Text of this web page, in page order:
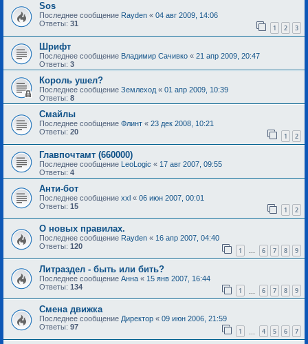
Sоs
Последнее сообщение Rayden « 04 авг 2009, 14:06
Ответы: 31 1 2 3
Шрифт
Последнее сообщение Владимир Сачивко « 21 апр 2009, 20:47
Ответы: 3
Король ушел?
Последнее сообщение Землеход « 01 апр 2009, 10:39
Ответы: 8
Смайлы
Последнее сообщение Флинт « 23 дек 2008, 10:21
Ответы: 20 1 2
Главпочтамт (660000)
Последнее сообщение LeoLogic « 17 авг 2007, 09:55
Ответы: 4
Анти-бот
Последнее сообщение xxl « 06 июн 2007, 00:01
Ответы: 15 1 2
О новых правилах.
Последнее сообщение Rayden « 16 апр 2007, 04:40
Ответы: 120 1 … 6 7 8 9
Литраздел - быть или бить?
Последнее сообщение Анна « 15 янв 2007, 16:44
Ответы: 134 1 6 7 8 9
Смена движка
Последнее сообщение Директор « 09 июн 2006, 21:59
Ответы: 97 1 4 5 6 7